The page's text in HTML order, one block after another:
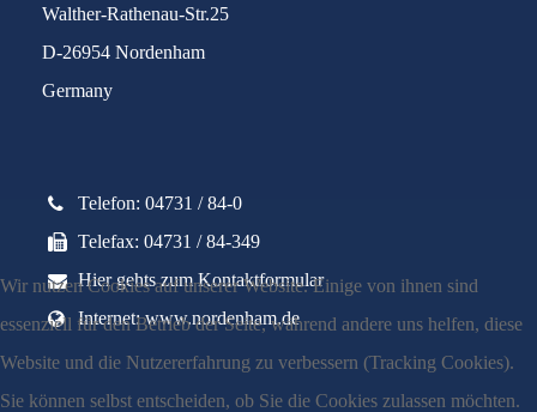
Walther-Rathenau-Str.25
D-26954 Nordenham
Germany
Telefon: 04731 / 84-0
Telefax: 04731 / 84-349
Hier gehts zum Kontaktformular
Internet: www.nordenham.de
Wir nutzen Cookies auf unserer Website. Einige von ihnen sind
essenziell für den Betrieb der Seite, während andere uns helfen, diese
Website und die Nutzererfahrung zu verbessern (Tracking Cookies).
Sie können selbst entscheiden, ob Sie die Cookies zulassen möchten.